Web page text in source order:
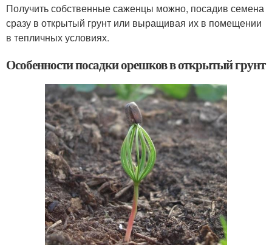
Получить собственные саженцы можно, посадив семена
сразу в открытый грунт или выращивая их в помещении
в тепличных условиях.
Особенности посадки орешков в открытый грунт